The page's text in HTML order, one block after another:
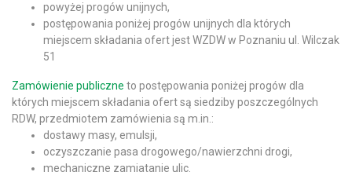
powyżej progów unijnych,
postępowania poniżej progów unijnych dla których
miejscem składania ofert jest WZDW w Poznaniu ul. Wilczak
51
Zamówienie publiczne to postępowania poniżej progów dla
których miejscem składania ofert są siedziby poszczególnych
RDW, przedmiotem zamówienia są m.in.:
dostawy masy, emulsji,
oczyszczanie pasa drogowego/nawierzchni drogi,
mechaniczne zamiatanie ulic.